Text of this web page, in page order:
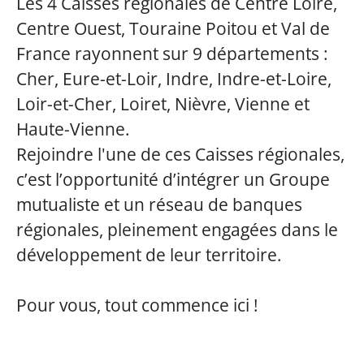
Centre Ouest, Touraine Poitou et Val de
France rayonnent sur 9 départements :
Cher, Eure-et-Loir, Indre, Indre-et-Loire,
Loir-et-Cher, Loiret, Nièvre, Vienne et
Haute-Vienne.
Rejoindre l'une de ces Caisses régionales,
c’est l’opportunité d’intégrer un Groupe
mutualiste et un réseau de banques
régionales, pleinement engagées dans le
développement de leur territoire.
Pour vous, tout commence ici !